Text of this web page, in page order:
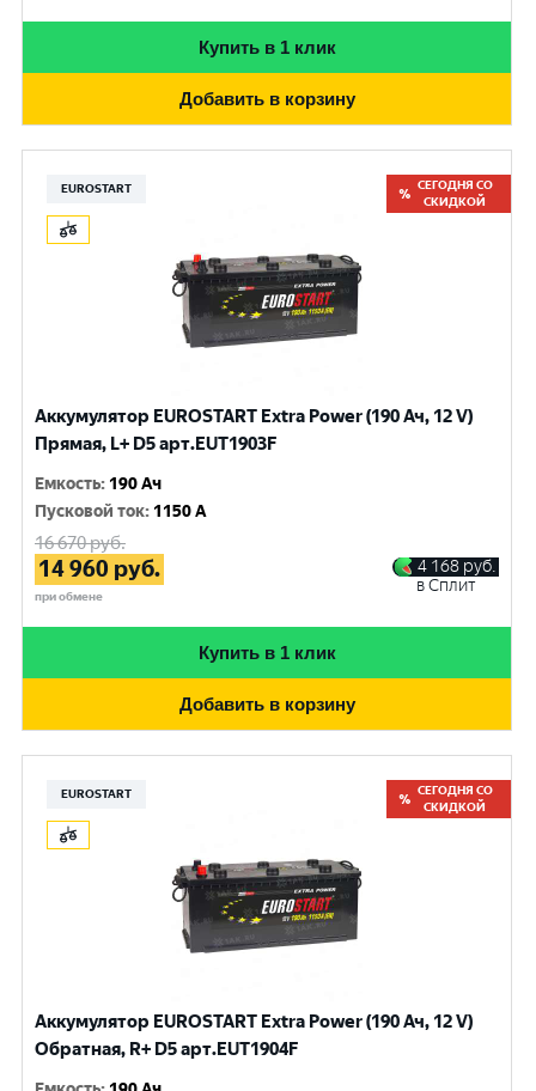
Купить в 1 клик
Добавить в корзину
EUROSTART
СЕГОДНЯ СО
СКИДКОЙ
Аккумулятор EUROSTART Extra Power (190 Ач, 12 V)
Прямая, L+ D5 арт.EUT1903F
Емкость: 190 Ач
Пусковой ток: 1150 A
16 670руб.
14 960 руб.
при обмене
4 168 руб.
в Сплит
Купить в 1 клик
Добавить в корзину
EUROSTART
СЕГОДНЯ СО
СКИДКОЙ
Аккумулятор EUROSTART Extra Power (190 Ач, 12 V)
Обратная, R+ D5 арт.EUT1904F